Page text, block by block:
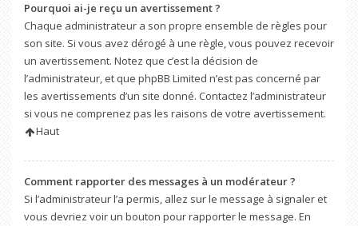
Pourquoi ai-je reçu un avertissement ?
Chaque administrateur a son propre ensemble de règles pour
son site. Si vous avez dérogé à une règle, vous pouvez recevoir
un avertissement. Notez que c’est la décision de
l’administrateur, et que phpBB Limited n’est pas concerné par
les avertissements d’un site donné. Contactez l’administrateur
si vous ne comprenez pas les raisons de votre avertissement.
Haut
Comment rapporter des messages à un modérateur ?
Si l’administrateur l’a permis, allez sur le message à signaler et
vous devriez voir un bouton pour rapporter le message. En